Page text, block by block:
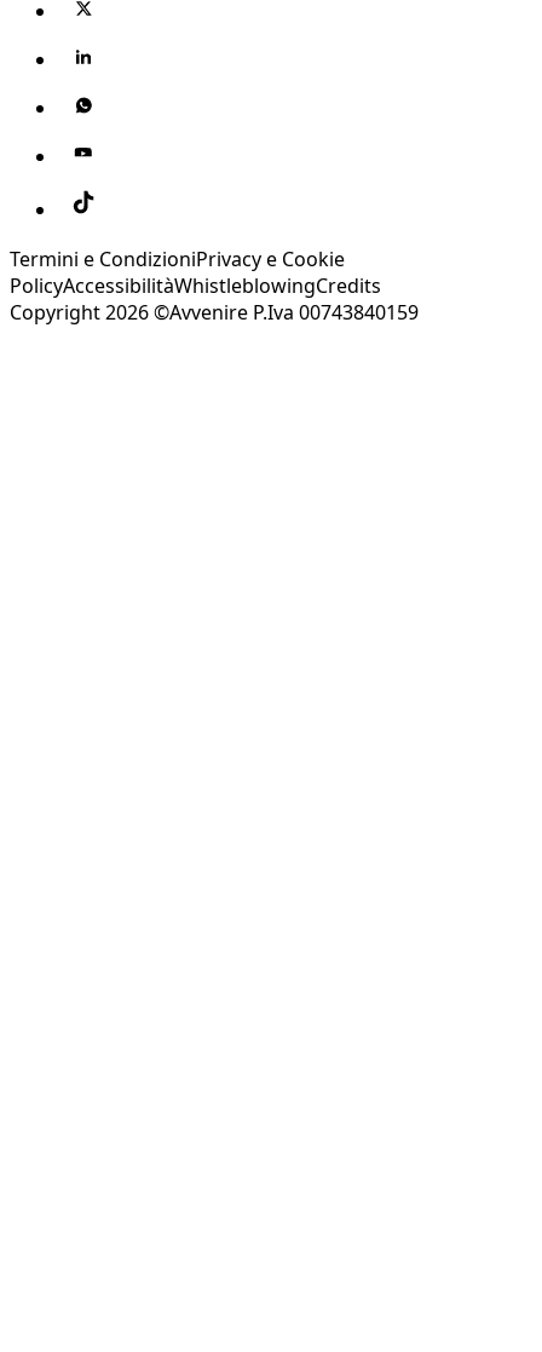
Termini e CondizioniPrivacy e Cookie
PolicyAccessibilitàWhistleblowingCredits
Copyright 2026 ©Avvenire P.Iva 00743840159